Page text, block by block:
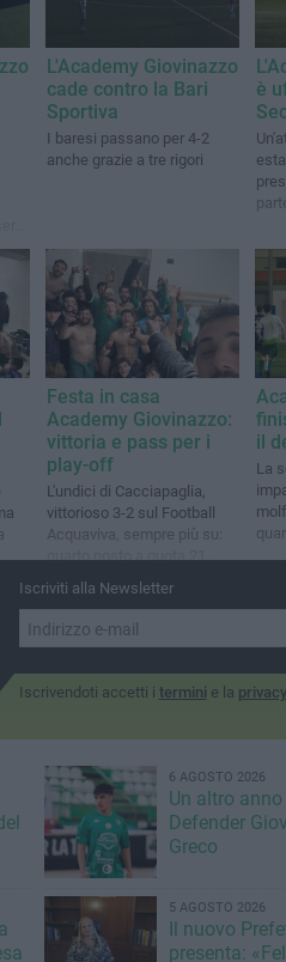
L'Academy Giovinazzo
cade contro la Bari
Sportiva
I baresi passano per 4-2
anche grazie a tre rigori
è
Festa in casa
Academy Giovinazzo:
vittoria e pass per i
play-off
L'undici di Cacciapaglia,
vittorioso 3-2 sul Football
Acquaviva, sempre più su:
quarto posto a quota 21
il
La
Iscriviti alla Newsletter
Iscrivendoti accetti i termini e la
6 AGOSTO 2026
Un altro
Defender
Greco
5 AGOSTO 2026
Il nuovo
presenta: